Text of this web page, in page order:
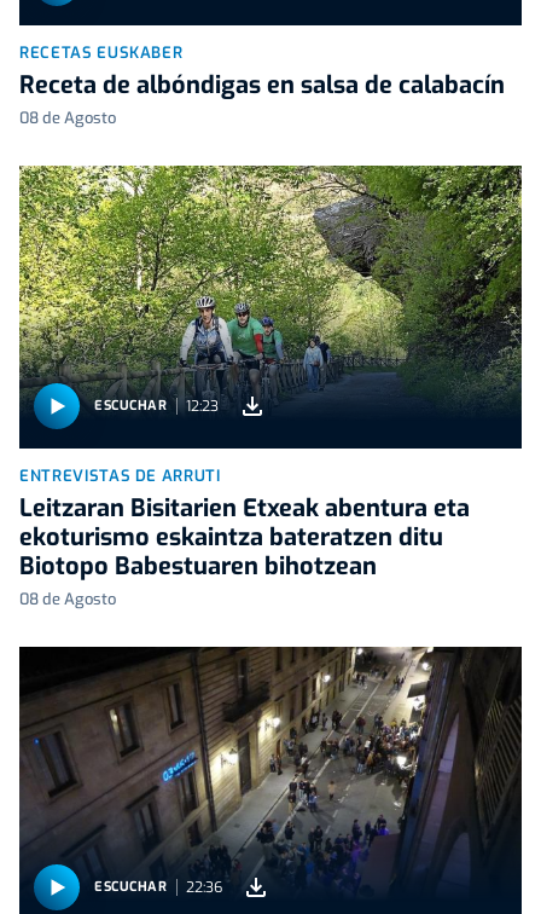
RECETAS EUSKABER
Receta de albóndigas en salsa de calabacín
08 de Agosto
ESCUCHAR 12:23
ENTREVISTAS DE ARRUTI
Leitzaran Bisitarien Etxeak abentura eta
ekoturismo eskaintza bateratzen ditu
Biotopo Babestuaren bihotzean
08 de Agosto
ESCUCHAR 22:36